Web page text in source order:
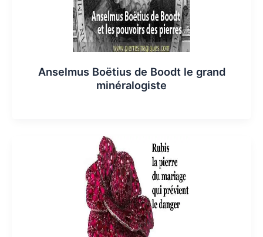
Anselmus Boëtius de Boodt le grand
minéralogiste